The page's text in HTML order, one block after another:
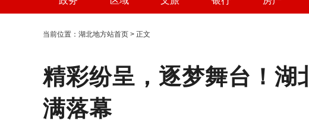
当前位置： 湖北地方站首页 > 正文
精彩纷呈，逐梦舞台！湖
满落幕